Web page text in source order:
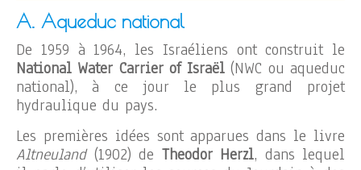
A. Aqueduc national
De 1959 à 1964, les Israéliens ont construit le
National Water Carrier of Israël (NWC ou aqueduc
national), à ce jour le plus grand projet
hydraulique du pays.
Les premières idées sont apparues dans le livre
Altneuland(1902) de Theodor Herzl, dans lequel